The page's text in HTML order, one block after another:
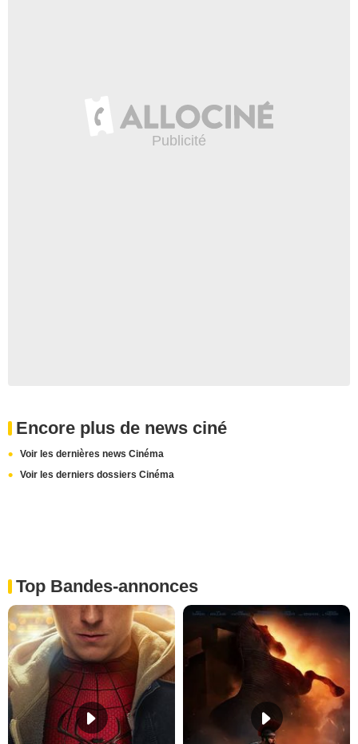
Encore plus de news ciné
Voir les dernières news Cinéma
Voir les derniers dossiers Cinéma
Top Bandes-annonces